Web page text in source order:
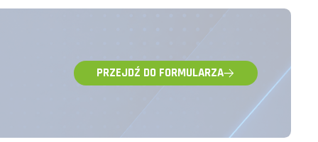
PRZEJDŹ DO FORMULARZA